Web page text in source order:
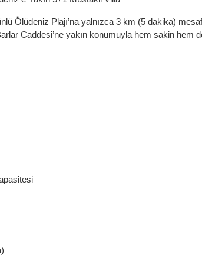
Ölüdeniz Plajı’na yalnızca 3 km (5 dakika)
Caddesi’ne yakın konumuyla hem sakin hem